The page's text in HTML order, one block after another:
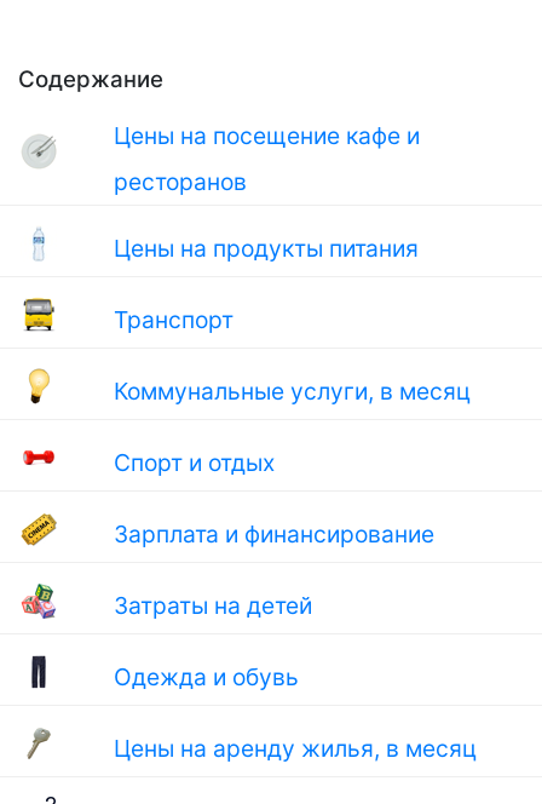
Содержание
Цены на посещение кафе и
ресторанов
Цены на продукты питания
Транспорт
Коммунальные услуги, в месяц
Спорт и отдых
Зарплата и финансирование
Затраты на детей
Одежда и обувь
Цены на аренду жилья, в месяц